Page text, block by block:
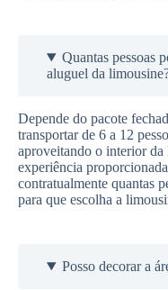
Quantas pessoas
aluguel da
Depende do pacote
transportar de 6 a 12
aproveitando o interior da
experiência
contratualmente quantas
para que escolha a
Posso decorar a